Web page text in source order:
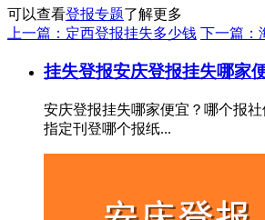
可以查看登报专题了解更多
上一篇：定西登报挂失多少钱 下一篇：
挂失登报安庆登报挂失哪家
安庆登报挂失哪家便宜？哪个报
指定刊登哪个报纸...